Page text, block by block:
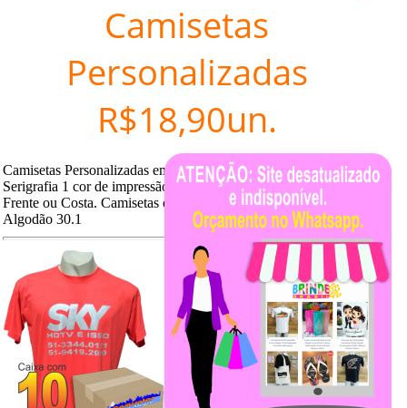
Camisetas
Personalizadas
R$18,90un.
Camisetas Personalizadas em
Serigrafia 1 cor de impressão
Frente ou Costa. Camisetas em
Algodão 30.1